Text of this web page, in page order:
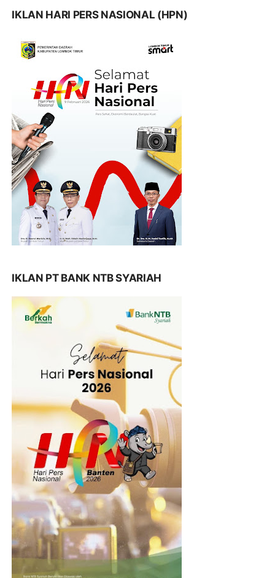
IKLAN HARI PERS NASIONAL (HPN)
IKLAN PT BANK NTB SYARIAH